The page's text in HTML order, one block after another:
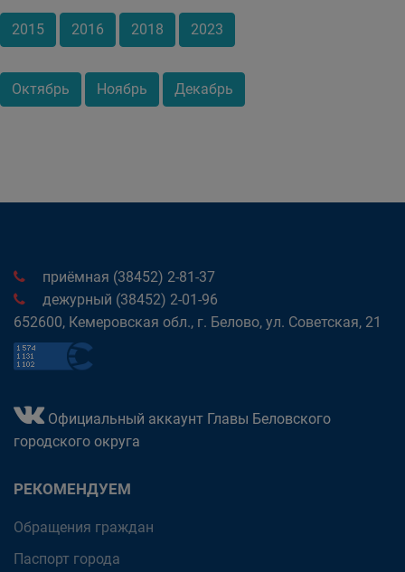
2015 2016 2018 2023
Октябрь Ноябрь Декабрь
приёмная (38452) 2-81-37
дежурный (38452) 2-01-96
652600, Кемеровская обл., г. Белово, ул. Советская, 21
Официальный аккаунт Главы Беловского
городского округа
РЕКОМЕНДУЕМ
Обращения граждан
Паспорт города